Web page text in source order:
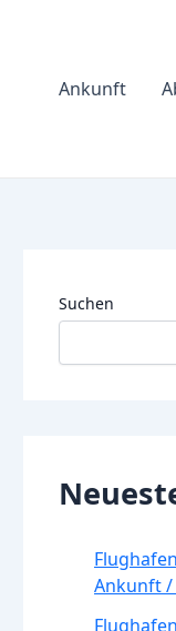
Ankunft
Suchen
Ankunft